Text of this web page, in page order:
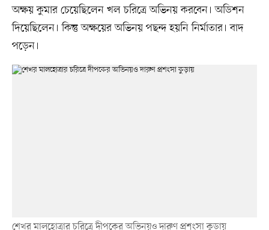
অক্ষয় কুমার চেয়েছিলেন খল চরিত্রে অভিনয় করবেন। অডিশন
দিয়েছিলেন। কিন্তু অক্ষয়ের অভিনয় পছন্দ হয়নি নির্মাতার। বাদ
পড়েন।
শেখর মালহোত্রার চরিত্রে দীপকের অভিনয়ও দারুণ প্রশংসা কুড়ায়